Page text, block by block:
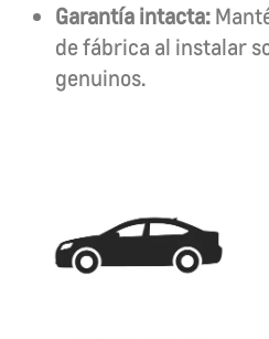
Garantía intacta:
de fábrica al instalar
genuinos.